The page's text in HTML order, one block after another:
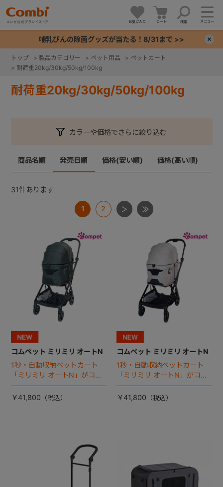
お気に入り カート 検索 メニュー
哺乳びんの除菌グッズが当たる！8/31まで >>
トップ > 製品カテゴリー > ペット用品 > ペットカート
> 耐荷重20kg/30kg/50kg/100kg
耐荷重20kg/30kg/50kg/100kg
カラーや価格でさらに絞り込む
商品名順 発売日順 価格(安い順) 価格(高い順)
31件あります
1 2
コムペット ミリミリ オートN
1秒・自動収納ペットカート
「ミリミリ オートN」がコム
ペットから登場！
￥41,800
コムペット ミリミリ オートN
1秒・自動収納ペットカート
「ミリミリ オートN」がコム
ペットから登場！
￥41,800